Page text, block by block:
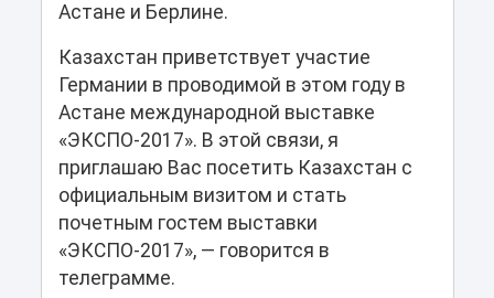
Астане и Берлине.
Казахстан приветствует участие
Германии в проводимой в этом году в
Астане международной выставке
«ЭКСПО-2017». В этой связи, я
приглашаю Вас посетить Казахстан с
официальным визитом и стать
почетным гостем выставки
«ЭКСПО-2017», — говорится в
телеграмме.